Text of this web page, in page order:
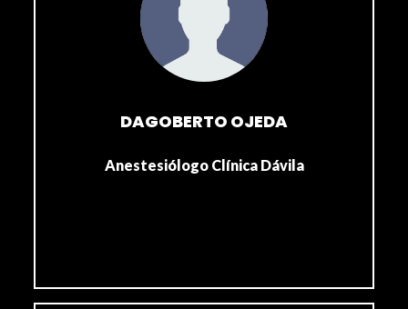
DAGOBERTO OJEDA
Anestesiólogo Clínica Dávila